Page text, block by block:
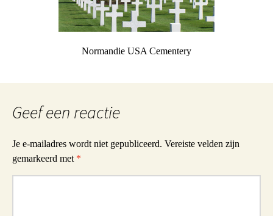
Normandie USA Cementery
Geef een reactie
Je e-mailadres wordt niet gepubliceerd. Vereiste velden zijn
gemarkeerd met *